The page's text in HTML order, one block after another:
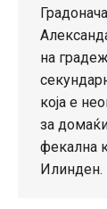
на
која е
за
фекална
Илинден.